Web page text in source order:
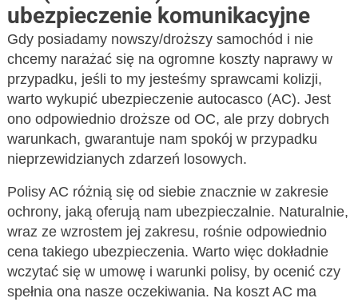
ubezpieczenie komunikacyjne
Gdy posiadamy nowszy/droższy samochód i nie
chcemy narażać się na ogromne koszty naprawy w
przypadku, jeśli to my jesteśmy sprawcami kolizji,
warto wykupić ubezpieczenie autocasco (AC). Jest
ono odpowiednio droższe od OC, ale przy dobrych
warunkach, gwarantuje nam spokój w przypadku
nieprzewidzianych zdarzeń losowych.
Polisy AC różnią się od siebie znacznie w zakresie
ochrony, jaką oferują nam ubezpieczalnie. Naturalnie,
wraz ze wzrostem jej zakresu, rośnie odpowiednio
cena takiego ubezpieczenia. Warto więc dokładnie
wczytać się w umowę i warunki polisy, by ocenić czy
spełnia ona nasze oczekiwania. Na koszt AC ma